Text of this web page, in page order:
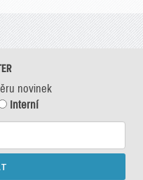
novinek
Interní